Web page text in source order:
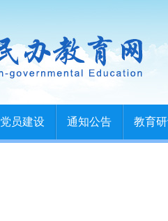
党员建设 通知公告 教育